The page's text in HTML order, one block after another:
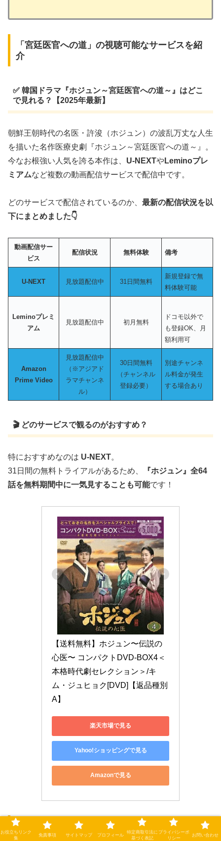
「宮廷医官への道」の視聴可能なサービスを紹
介
✅ 韓国ドラマ『ホジュン～宮廷医官への道～』はどこ
で見れる？【2025年最新】
朝鮮王朝時代の名医・許浚（ホジュン）の波乱万丈な人生
を描いた名作医療史劇『ホジュン～宮廷医官への道～』。
今なお根強い人気を誇る本作は、 U-NEXTやLeminoプレ
ミアムなど複数の動画配信サービスで配信中です。
どのサービスで配信されているのか、 最新の配信状況を以
下にまとめました👇
動画配信サー
ビス
配信状況 無料体験 備考
U-NEXT 見放題配信中 31日間無料
新規登録で無
料体験可能
Leminoプレミ
アム
見放題配信中 初月無料
ドコモ以外で
も登録OK、月
額利用可
Amazon
Prime Video
見放題配信中
（※アジアド
ラマチャンネ
ル）
30日間無料
（チャンネル
登録必要）
別途チャンネ
ル料金が発生
する場合あり
🎬 どのサービスで観るのがおすすめ？
特におすすめなのは U-NEXT。
31日間の無料トライアルがあるため、
『ホジュン』全64
話を無料期間中に一気見することも可能です！
【送料無料】ホジュン〜伝説の
心医〜 コンパクトDVD-BOX4＜
本格時代劇セレクション＞/キ
ム・ジュヒョク[DVD]【返品種別
A】
楽天市場で見る
Yahoo!ショッピングで見る
Amazonで見る
放送中止の真相は？視聴者の疑問を検証
お役立ちリンク
集
免責事項 サイトマップ プロフィール
特定商取引法に
基づく表記
プライバシーポ
リシー
お問い合わせ